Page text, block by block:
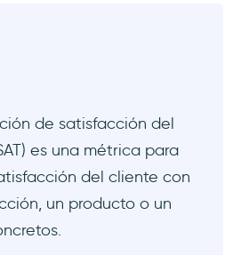
buena puntuación en una
satisfacción del cliente?
de satisfacción del
de satisfacción del
es una métrica para
del cliente con
un producto o un